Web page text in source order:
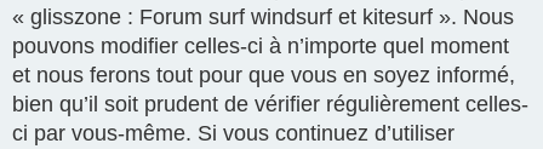
« glisszone : Forum surf windsurf et kitesurf ». Nous
pouvons modifier celles-ci à n’importe quel moment
et nous ferons tout pour que vous en soyez informé,
bien qu’il soit prudent de vérifier régulièrement celles-
ci par vous-même. Si vous continuez d’utiliser